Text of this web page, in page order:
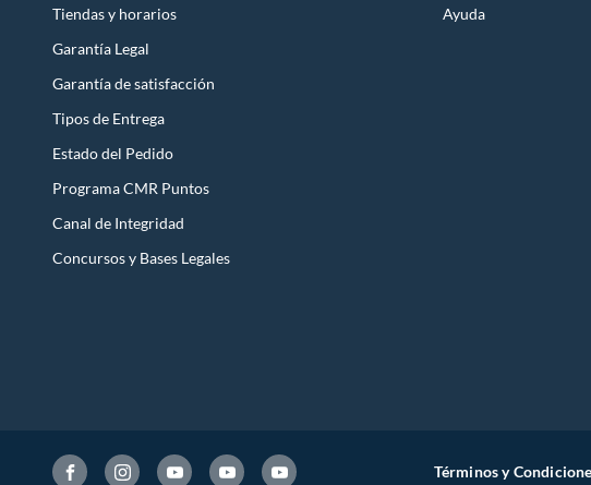
Tiendas y horarios
Garantía Legal
Garantía de satisfacción
Tipos de Entrega
Estado del Pedido
Programa CMR Puntos
Canal de Integridad
Concursos y Bases Legales
Ayuda
Términos y